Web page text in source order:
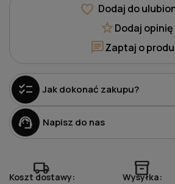
favorite Dodaj do
starDodaj opinię
chatZaptaj o
checklist Jak dokonać zakupu?
support_agent Napisz do nas
local_shipping
Koszt dostawy:
inventory_2
Wysyłka: